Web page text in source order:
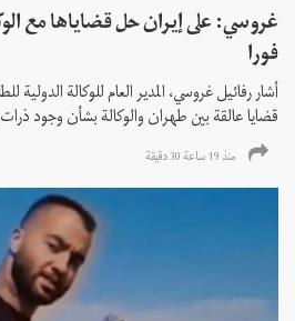
غروسي: على إيران حل قضاياها مع
فورا
أشار رفائيل غروسي، المدير العام للوكالة الدولية
قضايا عالقة بين طهران والوكالة بشأن وجود
منذ 19 ساعة 30 دقیقة